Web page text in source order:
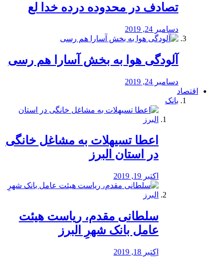
تصادف در محدوده درده خدا لع
دسامبر 24, 2019
آلودگی هوا به بخش آسارا هم رسی
دسامبر 24, 2019
اقتصاد
بانک
️اعطا تسیهلات به مشاغل خانگی
در استان البرز
اکتبر 19, 2019
سلطانی مقدم، ریاست هیئت
عامل بانک شهرِ البرز
اکتبر 18, 2019